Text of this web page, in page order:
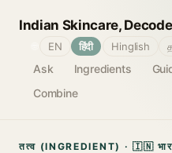
Indian Skincare,
Ask Ingredients
Combine
EN हिंदी Hinglish
तत्व (INGREDIENT) · 🇮🇳